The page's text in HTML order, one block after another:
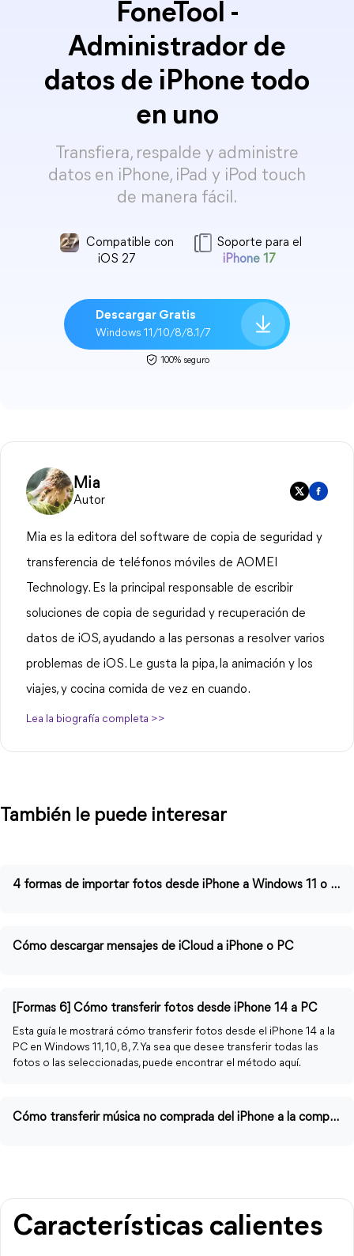
FoneTool -
Administrador de
datos de iPhone todo
en uno
Transfiera, respalde y administre
datos en iPhone, iPad y iPod touch
de manera fácil.
Compatible con
iOS 27
Soporte para el
iPhone 17
Descargar Gratis
Windows 11/10/8/8.1/7
100% seguro
Mia
Autor
Mia es la editora del software de copia de seguridad y
transferencia de teléfonos móviles de AOMEI
Technology. Es la principal responsable de escribir
soluciones de copia de seguridad y recuperación de
datos de iOS, ayudando a las personas a resolver varios
problemas de iOS. Le gusta la pipa, la animación y los
viajes, y cocina comida de vez en cuando.
Lea la biografía completa >>
También le puede interesar
4 formas de importar fotos desde iPhone a Windows 11 o 10
Cómo descargar mensajes de iCloud a iPhone o PC
[Formas 6] Cómo transferir fotos desde iPhone 14 a PC
Esta guía le mostrará cómo transferir fotos desde el iPhone 14 a la
PC en Windows 11, 10, 8, 7. Ya sea que desee transferir todas las
fotos o las seleccionadas, puede encontrar el método aquí.
Cómo transferir música no comprada del iPhone a la computadora
Características calientes